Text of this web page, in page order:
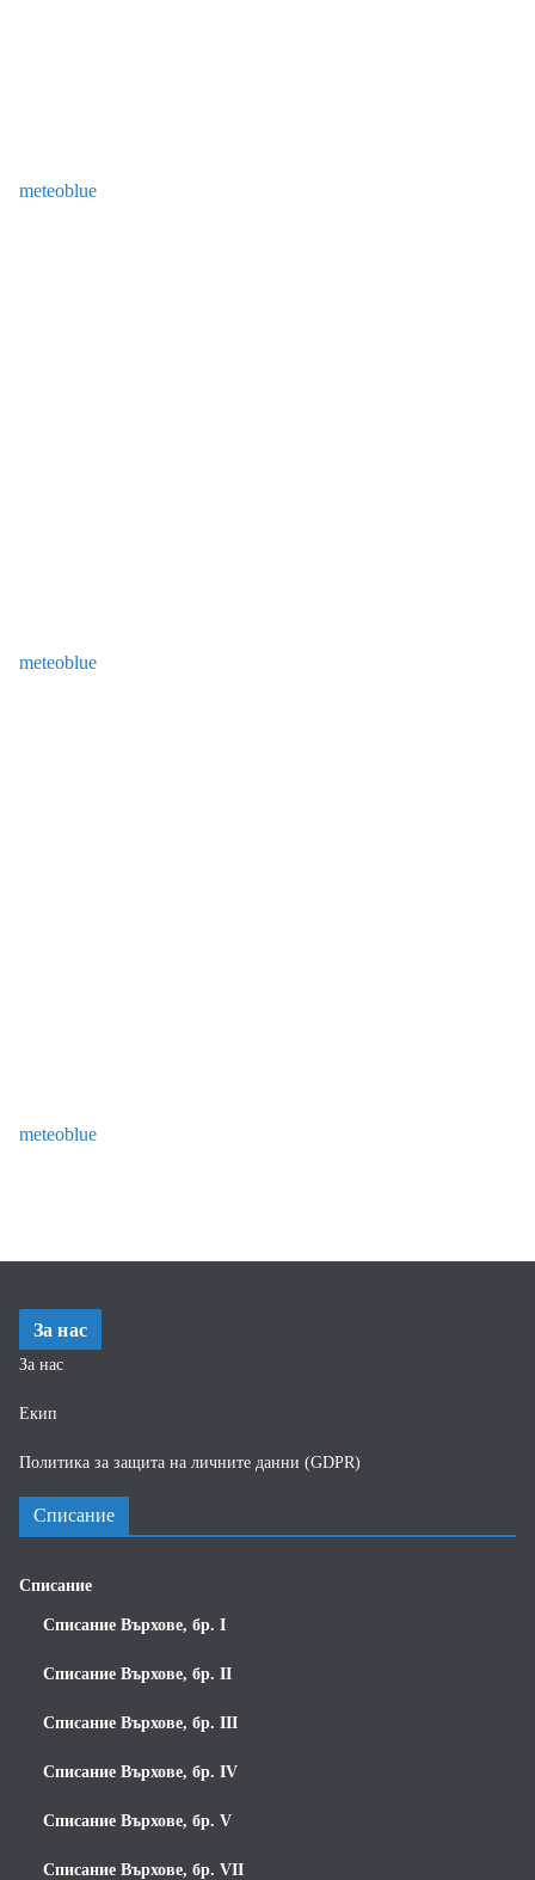
meteoblue
meteoblue
meteoblue
За нас
За нас
Екип
Политика за защита на личните данни (GDPR)
Списание
Списание
Списание Върхове, бр. I
Списание Върхове, бр. II
Списание Върхове, бр. III
Списание Върхове, бр. IV
Списание Върхове, бр. V
Списание Върхове, бр. VII